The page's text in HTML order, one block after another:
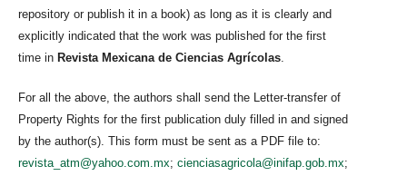
repository or publish it in a book) as long as it is clearly and
explicitly indicated that the work was published for the first
time in Revista Mexicana de Ciencias Agrícolas
For all the above, the authors shall send the Letter-transfer of
Property Rights for the first publication duly filled in and signed
by the author(s). This form must be sent as a PDF file to:
revista_atm@yahoo.com.mx; cienciasagricola@inifap.gob.mx;